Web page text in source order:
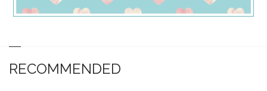
RECOMMENDED